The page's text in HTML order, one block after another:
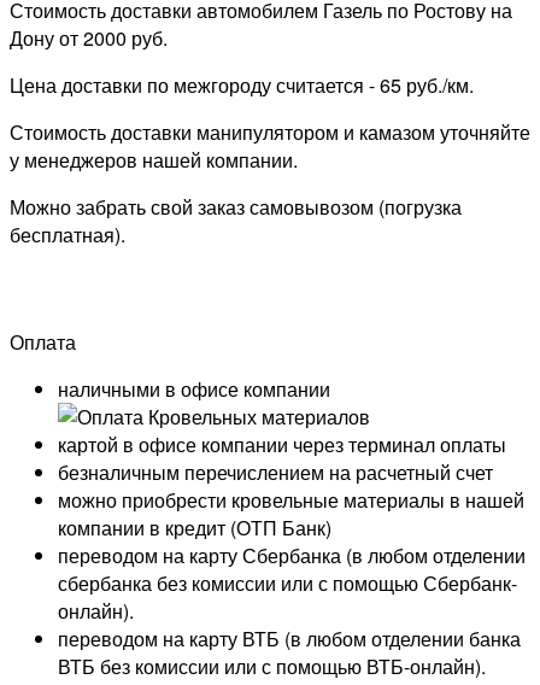
Стоимость доставки автомобилем Газель по Ростову на
Дону от 2000 руб.
Цена доставки по межгороду считается - 65 руб./км.
Стоимость доставки манипулятором и камазом уточняйте
у менеджеров нашей компании.
Можно забрать свой заказ самовывозом (погрузка
бесплатная).
Оплата
наличными в офисе компании
картой в офисе компании через терминал оплаты
безналичным перечислением на расчетный счет
можно приобрести кровельные материалы в нашей
компании в кредит (ОТП Банк)
переводом на картуСбербанка (в любом отделении
сбербанка без комиссии или с помощьюСбербанк-
онлайн).
переводом на карту ВТБ (в любом отделении банка
ВТБ без комиссии или с помощью ВТБ-онлайн).